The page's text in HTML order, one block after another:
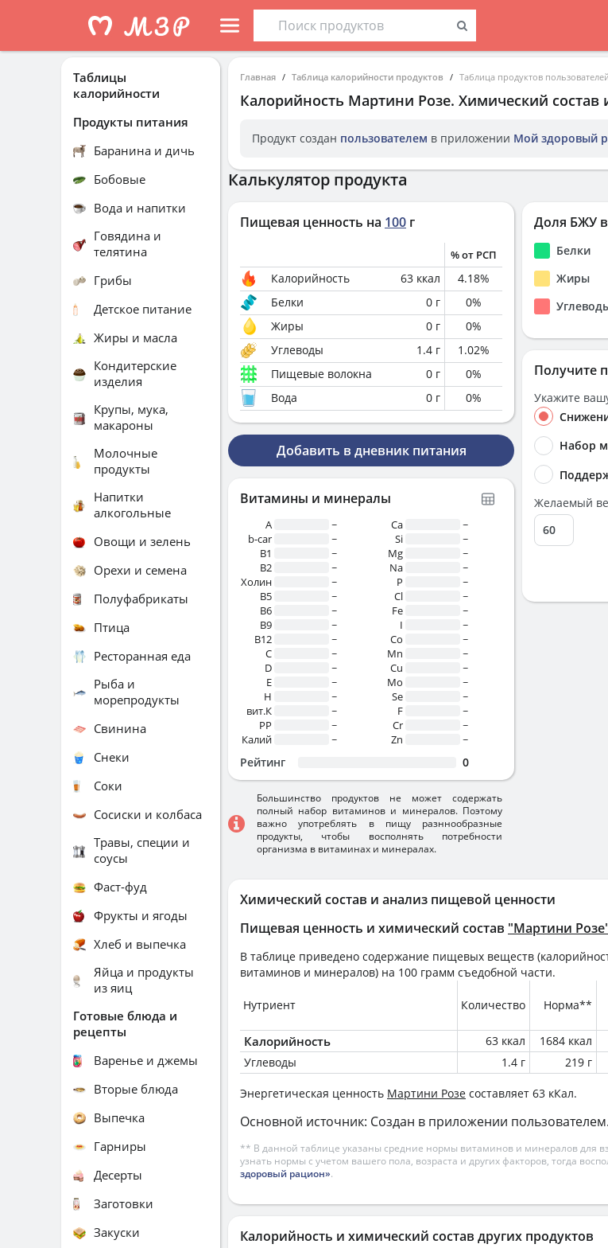
Главная Таблица калорийности продуктов Таблица продуктов пользователей
Калорийность Мартини Розе. Химический
Продукт создан пользователем в приложении Мой здоровый
Химический состав и анализ пищевой ценности
Пищевая ценность и химический состав "Мартини
В таблице приведено содержание пищевых веществ
витаминов и минералов) на 100 грамм съедобной части.
Нутриент Количество Норма**
Калорийность 63 ккал 1684 ккал
Углеводы
1.4 г 219 г
Энергетическая ценность Мартини Розе составляет 63 кКал.
Основной источник: Создан в приложении пользователем.
** В данной таблице указаны средние нормы витаминов и минералов для
узнать нормы с учетом вашего пола, возраста и других факторов, тогда
здоровый рацион».
Калькулятор продукта
Пищевая ценность на 100 г
% от РСП
Калорийность 63 ккал 4.18%
Белки
0 г 0%
Жиры
0 г 0%
Углеводы
1.4 г 1.02%
Пищевые волокна
0 г 0%
Вода
0 г 0%
Добавить в дневник питания
Витамины и минералы
A
~
b-car
~
В1
~
B2
~
Холин
~
B5
~
B6
~
B9
~
B12
~
C
~
D
~
E
~
H
~
вит.К
~
PP
~
Калий
~
Ca
~
Si
~
Mg
~
Na
~
P
~
Cl
~
Fe
~
I
~
Co
~
Mn
~
Cu
~
Mo
~
Se
~
F
~
Cr
~
Zn
~
Рейтинг 0
Большинство продуктов не может содержать
полный набор витаминов и минералов. Поэтому
важно употреблять в пищу разннообразные
продукты, чтобы восполнять потребности
организма в витаминах и минералах.
Доля БЖУ
Белки
Жиры
Получите
Укажите
Набор
Желаемый
Калорийность и химический состав других продуктов
Таблицы
калорийности
Продукты питания
Баранина и дичь
Бобовые
Вода и напитки
Говядина и
телятина
Грибы
Детское питание
Жиры и масла
Кондитерские
изделия
Крупы, мука,
макароны
Молочные
продукты
Напитки
алкогольные
Овощи и зелень
Орехи и семена
Полуфабрикаты
Птица
Ресторанная еда
Рыба и
морепродукты
Свинина
Снеки
Соки
Сосиски и колбаса
Травы, специи и
соусы
Фаст-фуд
Фрукты и ягоды
Хлеб и выпечка
Яйца и продукты
из яиц
Готовые блюда и
рецепты
Варенье и джемы
Вторые блюда
Выпечка
Гарниры
Десерты
Заготовки
Закуски